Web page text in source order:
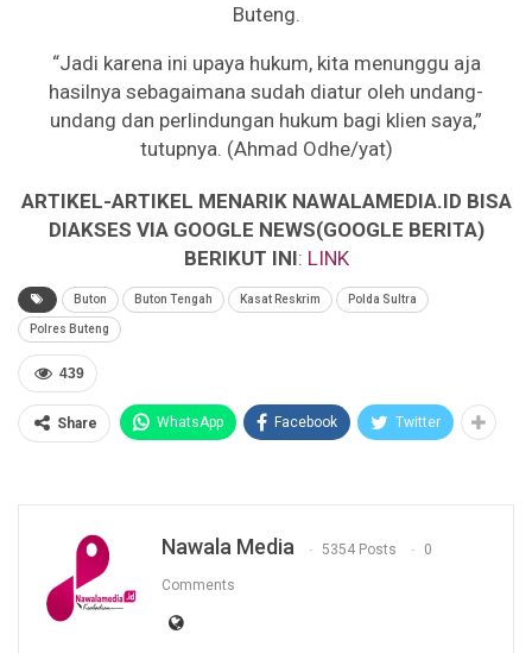
Buteng.
“Jadi karena ini upaya hukum, kita menunggu aja
hasilnya sebagaimana sudah diatur oleh undang-
undang dan perlindungan hukum bagi klien saya,”
tutupnya. (Ahmad Odhe/yat)
ARTIKEL-ARTIKEL MENARIK NAWALAMEDIA.ID BISA
DIAKSES VIA GOOGLE NEWS(GOOGLE BERITA)
BERIKUT INI: LINK
Buton Buton Tengah Kasat Reskrim Polda Sultra
Polres Buteng
439
Share WhatsApp Facebook Twitter
Nawala Media 5354 Posts 0
Comments